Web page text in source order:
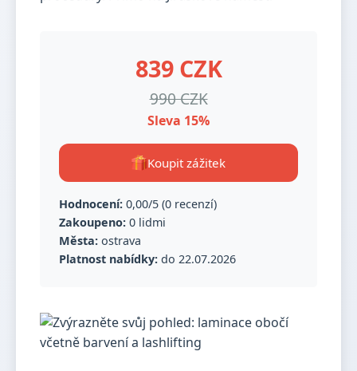
839 CZK
990 CZK
Sleva 15%
Koupit zážitek
Hodnocení: 0,00/5 (0 recenzí)
Zakoupeno: 0 lidmi
Města: ostrava
Platnost nabídky: do 22.07.2026